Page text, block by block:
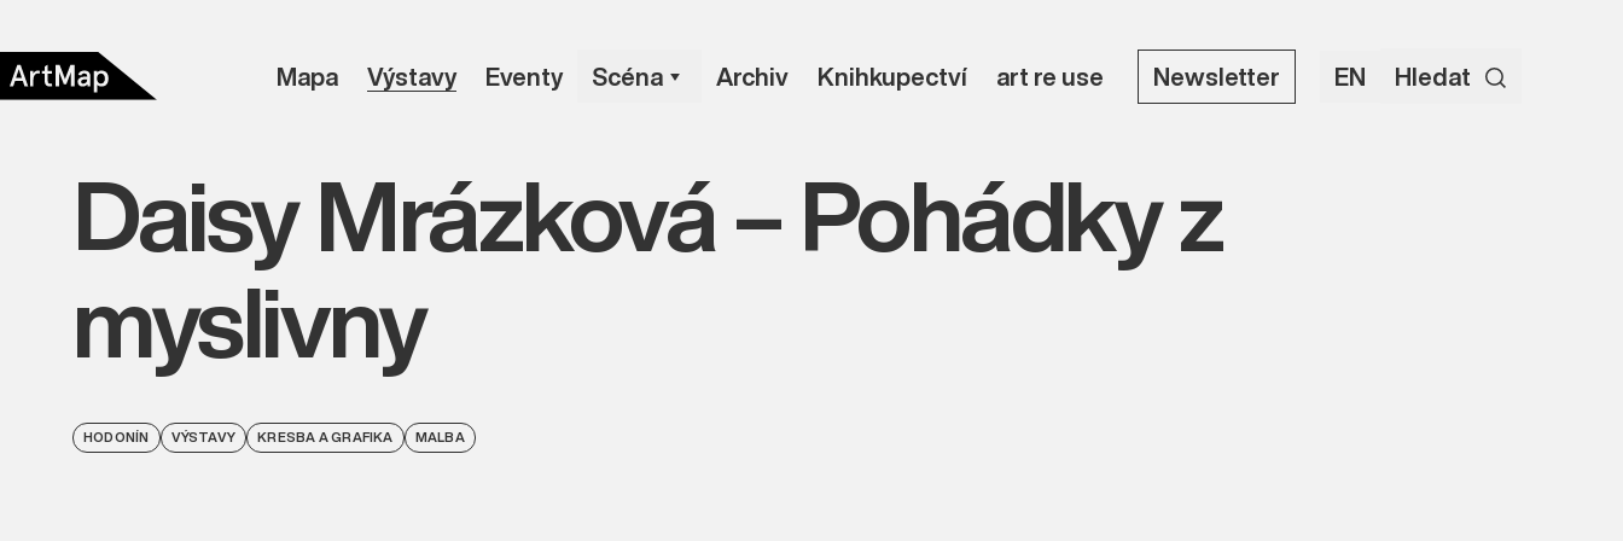
Mapa Výstavy Eventy Scéna Archiv Knihkupectví art re use Newsletter EN Hledat
Daisy Mrázková – Pohádky z
myslivny
HODONÍN VÝSTAVY KRESBA A GRAFIKA MALBA